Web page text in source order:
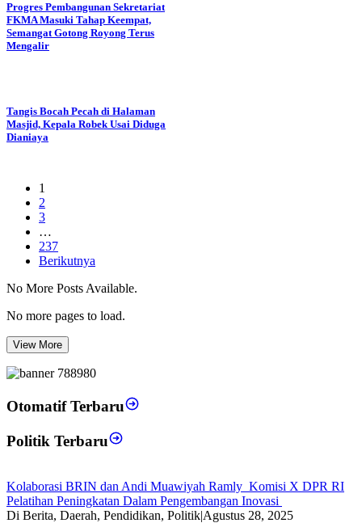
Progres Pembangunan Sekretariat
FKMA Masuki Tahap Keempat,
Semangat Gotong Royong Terus
Mengalir
Tangis Bocah Pecah di Halaman
Masjid, Kepala Robek Usai Diduga
Dianiaya
1
2
3
…
237
Berikutnya
No More Posts Available.
No more pages to load.
View More
Otomatif Terbaru
Politik Terbaru
Kolaborasi BRIN dan Andi Muawiyah Ramly Komisi X DPR RI
Pelatihan Peningkatan Dalam Pengembangan Inovasi
Di Berita, Daerah, Pendidikan, Politik|Agustus 28, 2025